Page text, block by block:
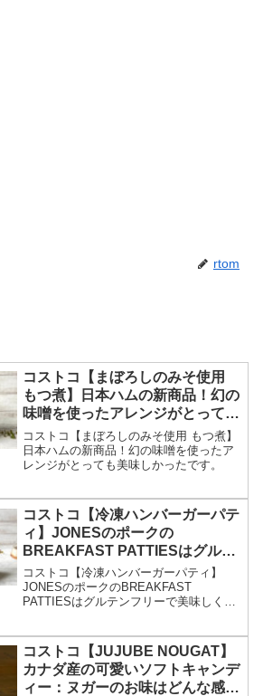
rtom
コストコ【まぼろしのみそ使用
もつ煮】日本ハムの新商品！幻の
味噌を使ったアレンジがとっても
美味しかったです。
コストコ【まぼろしのみそ使用 もつ煮】
日本ハムの新商品！幻の味噌を使ったア
レンジがとっても美味しかったです。
コストコ【冷凍ハンバーガーパテ
ィ】JONESのポークの
BREAKFAST PATTIESはグルテ
ンフリーで美味しく健康的！
コストコ【冷凍ハンバーガーパティ】
JONESのポークのBREAKFAST
PATTIESはグルテンフリーで美味しく健
コストコ【JUJUBE NOUGAT】
カナダ産の可愛いソフトキャンデ
ィー：ヌガーのお味はどんな感